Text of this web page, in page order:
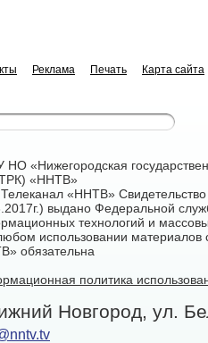
Реклама Печать Карта сайта
НО «Нижегородская
«ННТВ»
«ННТВ»
выдано Федеральной
технологий и
использовании материалов
обязательна
политика
Новгород, ул.